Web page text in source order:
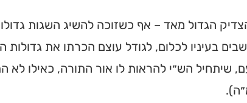
הגדול מאד – אף כשזוכה להשיג השגות
בעיניו לכלום, לגודל עוצם הכרתו את
שיתחיל הש״י להראות לו אור התורה, כאילו לא